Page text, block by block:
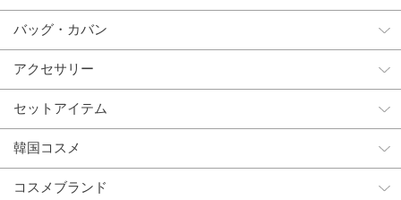
バッグ・カバン
アクセサリー
セットアイテム
韓国コスメ
コスメブランド